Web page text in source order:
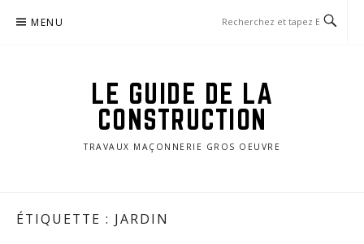
MENU
LE GUIDE DE LA
CONSTRUCTION
TRAVAUX MAÇONNERIE GROS OEUVRE
ÉTIQUETTE : JARDIN